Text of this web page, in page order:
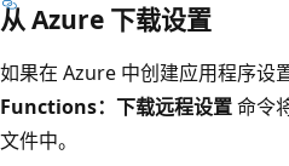
从 Azure 下载设置
如果在 Azure 中创建应用程序设
Functions：下载远程设置命令
文件中。